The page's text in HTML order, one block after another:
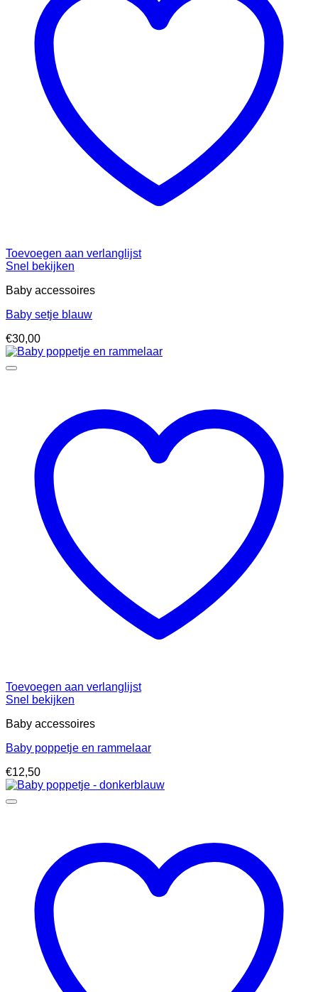
Toevoegen aan verlanglijst
Snel bekijken
Baby accessoires
Baby setje blauw
€30,00
Toevoegen aan verlanglijst
Snel bekijken
Baby accessoires
Baby poppetje en rammelaar
€12,50